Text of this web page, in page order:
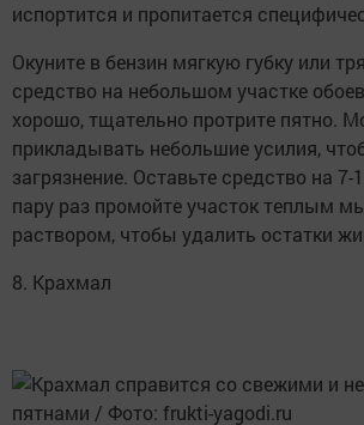
испортится и пропитается
Окуните в бензин мягкую губку или
средство на небольшом участке
хорошо, тщательно протрите пятно.
прикладывать небольшие усилия,
загрязнение. Оставьте средство на
пару раз промойте участок теплым
раствором, чтобы удалить остатки
8. Крахмал